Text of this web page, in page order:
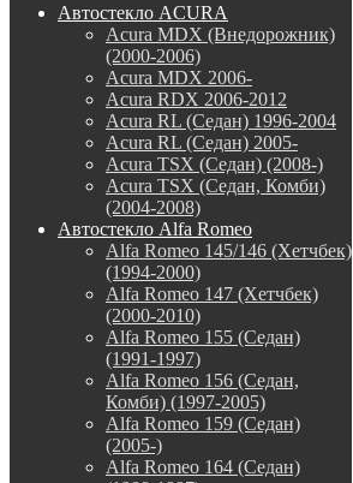
Автостекло ACURA
Acura MDX (Внедорожник)
(2000-2006)
Acura MDX 2006-
Acura RDX 2006-2012
Acura RL (Седан) 1996-2004
Acura RL (Седан) 2005-
Acura TSX (Седан) (2008-)
Acura TSX (Седан, Комби)
(2004-2008)
Автостекло Alfa Romeo
Alfa Romeo 145/146 (Хетчбек)
(1994-2000)
Alfa Romeo 147 (Хетчбек)
(2000-2010)
Alfa Romeo 155 (Седан)
(1991-1997)
Alfa Romeo 156 (Седан,
Комби) (1997-2005)
Alfa Romeo 159 (Седан)
(2005-)
Alfa Romeo 164 (Седан)